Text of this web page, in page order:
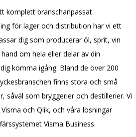
komplett branschanpassat
för lager och distribution har vi ett
dig som producerar öl, sprit, vin
om hela eller delar av din
komma igång. Bland de över 200
finns stora och små
såväl som bryggerier och destillerier. Vi
och Qlik, och våra lösningar
Visma Business.